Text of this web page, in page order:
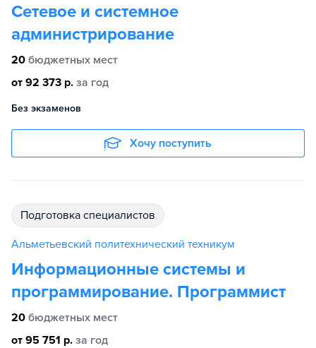
Сетевое и системное
администрирование
20 бюджетных мест
от 92 373 р. за год
Без экзаменов
Хочу поступить
подготовка специалистов
Альметьевский политехнический техникум
Информационные системы и
программирование. Программист
20 бюджетных мест
от 95 751 р. за год